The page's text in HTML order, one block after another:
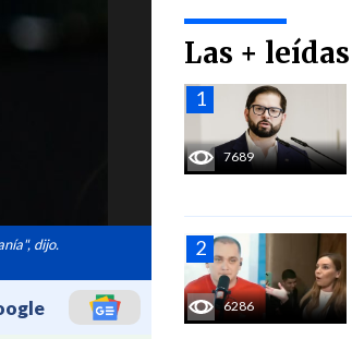
dijo.
Las + leídas
7689
6286